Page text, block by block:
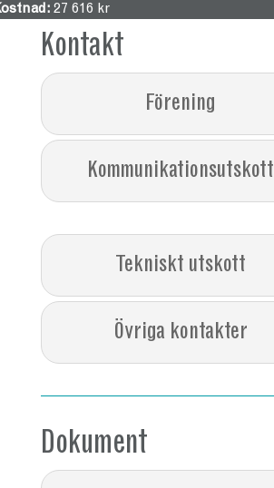
27 616 kr
Kontakt
Förening
Kommunikationsutskott
Tekniskt utskott
Övriga kontakter
Dokument